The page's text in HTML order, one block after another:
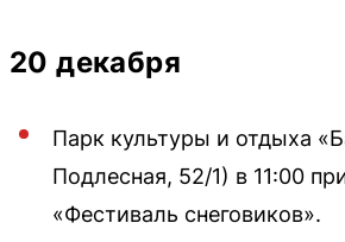
20 декабря
Парк культуры и отдыха
Подлесная, 52/1) в 11:00
«Фестиваль снеговиков».